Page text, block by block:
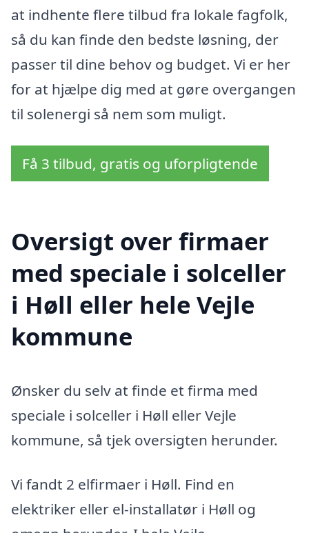
at indhente flere tilbud fra lokale fagfolk,
så du kan finde den bedste løsning, der
passer til dine behov og budget. Vi er her
for at hjælpe dig med at gøre overgangen
til solenergi så nem som muligt.
Få 3 tilbud, gratis og uforpligtende
Oversigt over firmaer
med speciale i solceller
i Høll eller hele Vejle
kommune
Ønsker du selv at finde et firma med
speciale i solceller i Høll eller Vejle
kommune, så tjek oversigten herunder.
Vi fandt 2 elfirmaer i Høll. Find en
elektriker eller el-installatør i Høll og